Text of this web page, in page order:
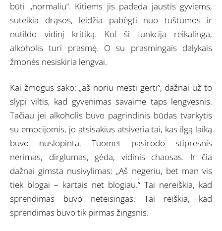
būti „normaliu“. Kitiems jis padeda jaustis gyviems,
suteikia drąsos, leidžia pabėgti nuo tuštumos ir
nutildo vidinį kritiką. Kol ši funkcija reikalinga,
alkoholis turi prasmę. O su prasmingais dalykais
žmonės nesiskiria lengvai.
Kai žmogus sako: „aš noriu mesti gerti“, dažnai už to
slypi viltis, kad gyvenimas savaime taps lengvesnis.
Tačiau jei alkoholis buvo pagrindinis būdas tvarkytis
su emocijomis, jo atsisakius atsiveria tai, kas ilgą laiką
buvo nuslopinta. Tuomet pasirodo stipresnis
nerimas, dirglumas, gėda, vidinis chaosas. Ir čia
dažnai gimsta nusivylimas: „Aš negeriu, bet man vis
tiek blogai – kartais net blogiau.“ Tai nereiškia, kad
sprendimas buvo neteisingas. Tai reiškia, kad
sprendimas buvo tik pirmas žingsnis.